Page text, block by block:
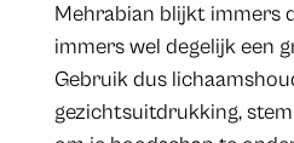
Mehrabian blijkt immers
immers wel degelijk een
Gebruik dus
gezichtsuitdrukking,